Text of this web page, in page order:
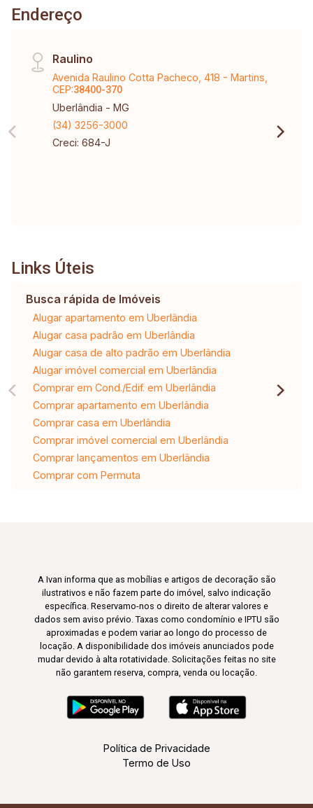
Endereço
Raulino
Avenida Raulino Cotta Pacheco, 418 - Martins,
CEP:38400-370
Uberlândia - MG
(34) 3256-3000
Creci: 684-J
Links Úteis
Busca rápida de Imóveis
Alugar apartamento em Uberlândia
Alugar casa padrão em Uberlândia
Alugar casa de alto padrão em Uberlândia
Alugar imóvel comercial em Uberlândia
Comprar em Cond./Edif. em Uberlândia
Comprar apartamento em Uberlândia
Comprar casa em Uberlândia
Comprar imóvel comercial em Uberlândia
Comprar lançamentos em Uberlândia
Comprar com Permuta
A Ivan informa que as mobílias e artigos de decoração são
ilustrativos e não fazem parte do imóvel, salvo indicação
específica. Reservamo-nos o direito de alterar valores e
dados sem aviso prévio. Taxas como condomínio e IPTU são
aproximadas e podem variar ao longo do processo de
locação. A disponibilidade dos imóveis anunciados pode
mudar devido à alta rotatividade. Solicitações feitas no site
não garantem reserva, compra, venda ou locação.
Política de Privacidade
Termo de Uso